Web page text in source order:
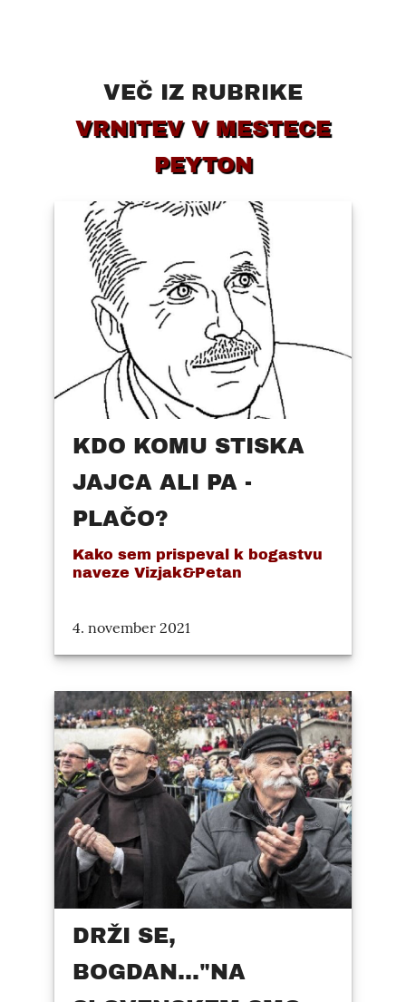
VEČ IZ RUBRIKE
VRNITEV V MESTECE
PEYTON
KDO KOMU STISKA
JAJCA ALI PA -
PLAČO?
Kako sem prispeval k bogastvu
naveze Vizjak&Petan
4. november 2021
DRŽI SE,
BOGDAN..."NA